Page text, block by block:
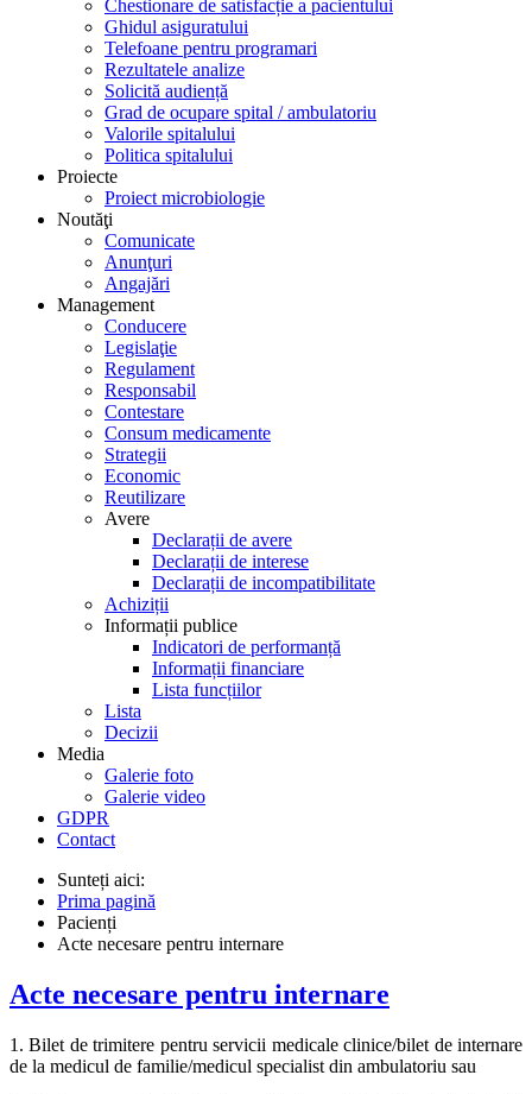
Chestionare de satisfacție a pacientului
Ghidul asiguratului
Telefoane pentru programari
Rezultatele analize
Solicită audiență
Grad de ocupare spital / ambulatoriu
Valorile spitalului
Politica spitalului
Proiecte
Proiect microbiologie
Noutăţi
Comunicate
Anunţuri
Angajări
Management
Conducere
Legislaţie
Regulament
Responsabil
Contestare
Consum medicamente
Strategii
Economic
Reutilizare
Avere
Declarații de avere
Declarații de interese
Declarații de incompatibilitate
Achiziții
Informații publice
Indicatori de performanță
Informații financiare
Lista funcțiilor
Lista
Decizii
Media
Galerie foto
Galerie video
GDPR
Contact
Sunteți aici:
Prima pagină
Pacienți
Acte necesare pentru internare
Acte necesare pentru internare
1. Bilet de trimitere pentru servicii medicale clinice/bilet de internare
de la medicul de familie/medicul specialist din ambulatoriu sau